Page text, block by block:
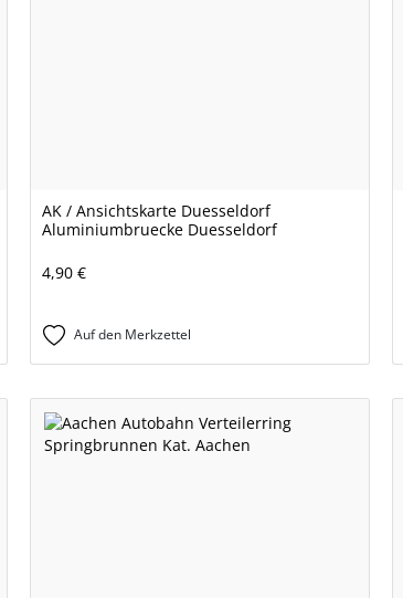
AK / Ansichtskarte Duesseldorf
Aluminiumbruecke Duesseldorf
4,90 €
Auf den Merkzettel